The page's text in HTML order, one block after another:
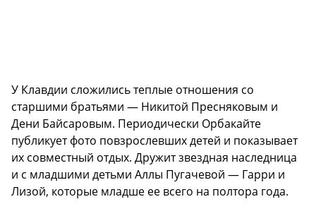
У Клавдии сложились теплые отношения со
старшими братьями — Никитой Пресняковым и
Дени Байсаровым. Периодически Орбакайте
публикует фото повзрослевших детей и показывает
их совместный отдых. Дружит звездная наследница
и с младшими детьми Аллы Пугачевой — Гарри и
Лизой, которые младше ее всего на полтора года.